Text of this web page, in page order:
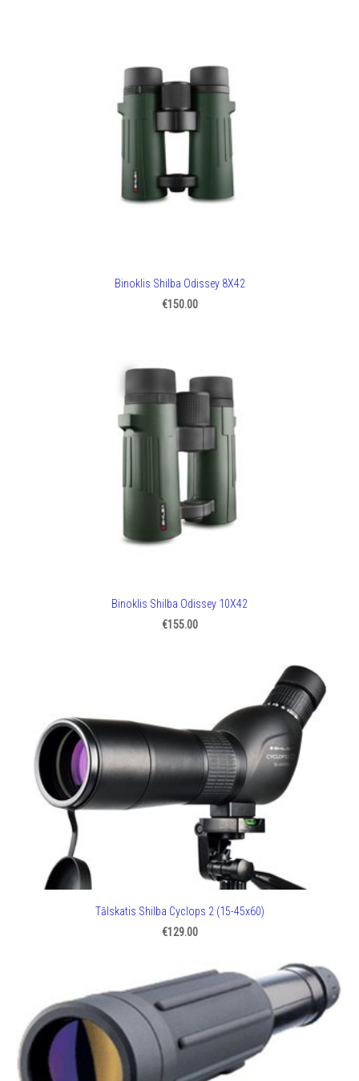
Binoklis Shilba Odissey 8X42
€150.00
Binoklis Shilba Odissey 10X42
€155.00
Tālskatis Shilba Cyclops 2 (15-45x60)
€129.00